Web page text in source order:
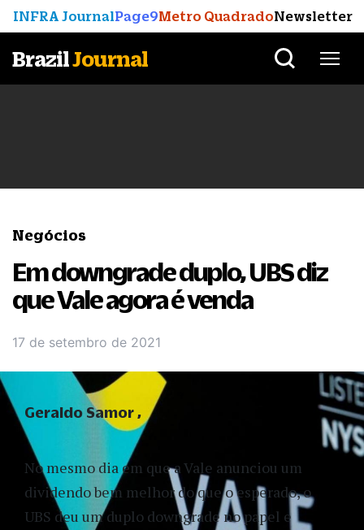
INFRA JournalPage9Metro QuadradoNewsletter
BrazilJournal
Negócios
Em downgrade duplo, UBS diz
que Vale agora é venda
17 de setembro de 2021
No mesmo dia em que a Vale anunciou um
dividendo bem melhor do que o esperado, o
UBS deu um duplo downgrade no papel e
Geraldo Samor